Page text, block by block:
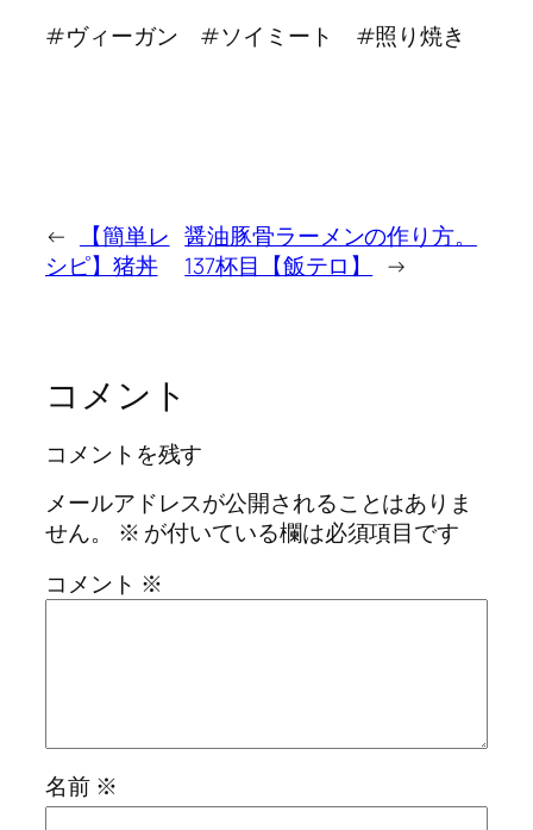
#ヴィーガン #ソイミート #照り焼き
←
【簡単レ
シピ】猪丼
醤油豚骨ラーメンの作り方。
137杯目【飯テロ】
→
コメント
コメントを残す
メールアドレスが公開されることはありま
せん。
※ が付いている欄は必須項目です
コメント ※
名前 ※